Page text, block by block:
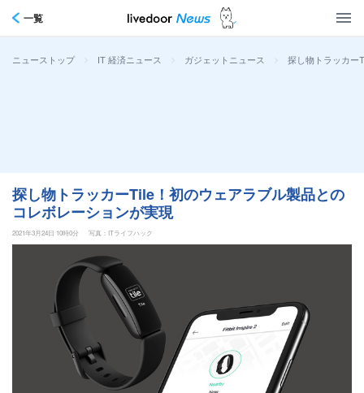
一覧
ニューストップ > IT 経済ニュース > ガジェットニュース > 探し物トラッカー
探し物トラッカーTile！初のウェアラブル製品との
コレボレーションが実現
2021年3月24日 10時0分 写真：ITライフハック